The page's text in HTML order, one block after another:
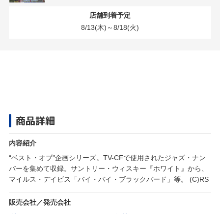
店舗到着予定
8/13(木)～8/18(火)
商品詳細
内容紹介
“ベスト・オブ"企画シリーズ。TV-CFで使用されたジャズ・ナン
バーを集めて収録。サントリー・ウィスキー『ホワイト』から、
マイルス・デイビス「バイ・バイ・ブラックバード」等。 (C)RS
販売会社／発売会社